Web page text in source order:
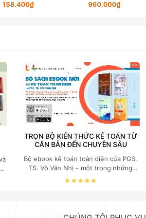
158.400₫
960.000₫
TRỌN BỘ KIẾN THỨC KẾ TOÁN TỪ
CĂN BẢN ĐẾN CHUYÊN SÂU
Bộ ebook kế toán toàn diện của PGS.
TS. Võ Văn Nhị – một trong những
chuyên gia hàng đầu, giàu kinh